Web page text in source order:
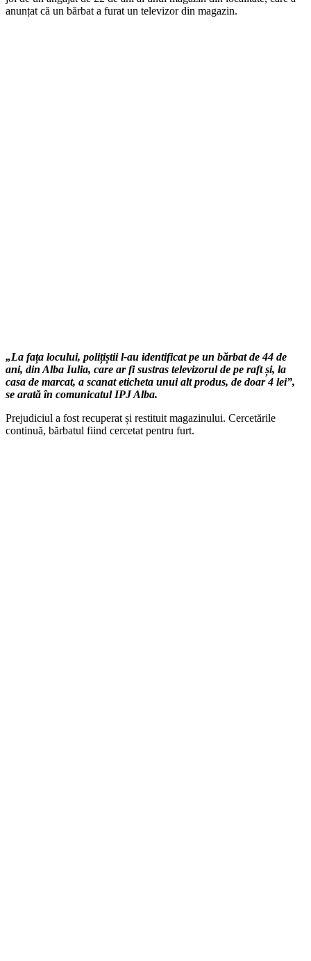
anunțat că un bărbat a furat un televizor din magazin.
„La fața locului, polițiștii l-au identificat pe un bărbat de 44 de
ani, din Alba Iulia, care ar fi sustras televizorul de pe raft și, la
casa de marcat, a scanat eticheta unui alt produs, de doar 4 lei”,
se arată în comunicatul IPJ Alba.
Prejudiciul a fost recuperat și restituit magazinului. Cercetările
continuă, bărbatul fiind cercetat pentru furt.